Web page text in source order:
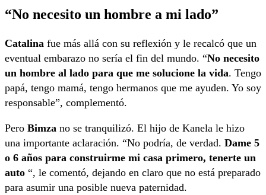
“No necesito un hombre a mi lado”
Catalina fue más allá con su reflexión y le recalcó que un
eventual embarazo no sería el fin del mundo. “No necesito
un hombre al lado para que me solucione la vida. Tengo
papá, tengo mamá, tengo hermanos que me ayuden. Yo soy
responsable”, complementó.
Pero Bimza no se tranquilizó. El hijo de Kanela le hizo
una importante aclaración. “No podría, de verdad. Dame 5
o 6 años para construirme mi casa primero, tenerte un
auto “, le comentó, dejando en claro que no está preparado
para asumir una posible nueva paternidad.